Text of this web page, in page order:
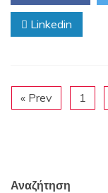
Linkedin
« Prev 1
Αναζήτηση